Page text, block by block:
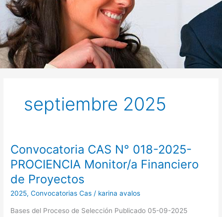
septiembre 2025
Convocatoria CAS N° 018-2025-
PROCIENCIA Monitor/a Financiero
de Proyectos
2025,Convocatorias Cas / karina avalos
Bases del Proceso de Selección Publicado 05-09-2025
Convocatoria
CAS
N°
018-
2025-
Monitor/a